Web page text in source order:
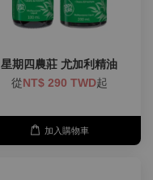
星期四農莊 尤加利精油
從NT$ 290 TWD起
加入購物車